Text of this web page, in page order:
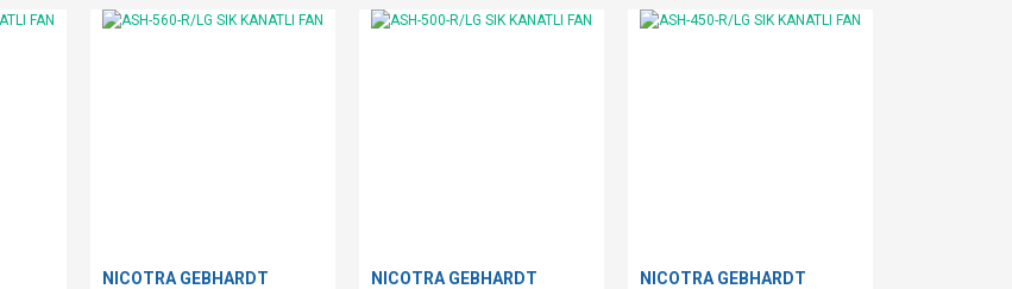
NICOTRA GEBHARDT NICOTRA GEBHARDT NICOTRA GEBHARDT